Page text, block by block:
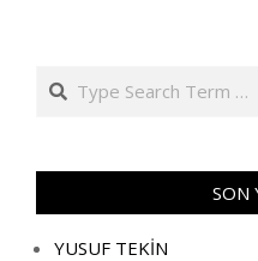
Search
SON
YUSUF TEKİN